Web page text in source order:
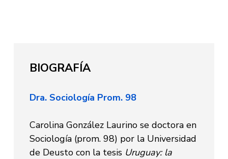
BIOGRAFÍA
Dra. Sociología Prom. 98
Carolina González Laurino se doctora en
Sociología (prom. 98) por la Universidad
de Deusto con la tesis Uruguay: la